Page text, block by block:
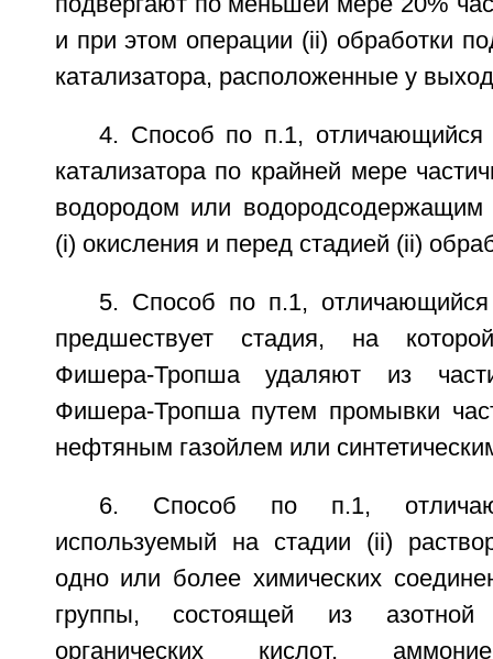
и при этом операции (ii) обработки
катализатора, расположенные у
4. Способ по п.1, отличающийся
катализатора по крайней мере
водородом или водородсодержащим
(i) окисления и перед стадией (ii)
5. Способ по п.1,
предшествует стадия, на
Фишера-Тропша удаляют из
Фишера-Тропша путем промывки
нефтяным газойлем или
6. Способ по п.1,
используемый на стадии (ii)
одно или более химических
группы, состоящей из
органических кислот,